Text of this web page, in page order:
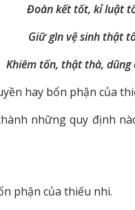
Đoàn kết tốt, kỉ luật
Giữ gìn vệ sinh thật
Khiêm tốn, thật thà, dũng
hay bổn phận của
những quy định
phận của thiếu nhi.